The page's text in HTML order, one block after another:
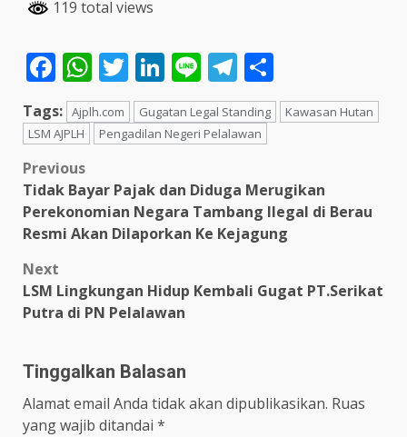
119 total views
Facebook
WhatsApp
Twitter
LinkedIn
LineTelegram
Tags: Ajplh.com Gugatan Legal Standing
Kawasan Hutan
LSM AJPLH
Pengadilan Negeri Pelalawan
Post
navigation
Previous
Tidak Bayar Pajak dan Diduga Merugikan
Perekonomian Negara Tambang Ilegal di Berau
Resmi Akan Dilaporkan Ke Kejagung
Next
LSM Lingkungan Hidup Kembali Gugat PT.Serikat
Putra di PN Pelalawan
Tinggalkan Balasan
Alamat email Anda tidak akan dipublikasikan. Ruas
yang wajib ditandai *